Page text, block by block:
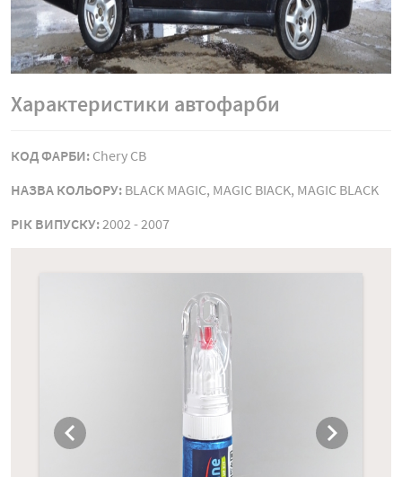
Характеристики автофарби
КОД ФАРБИ: Chery CB
НАЗВА КОЛЬОРУ: BLACK MAGIC, MAGIC BIACK, MAGIC BLACK
РIК ВИПУСКУ:2002 - 2007
chevron_left chevron_right